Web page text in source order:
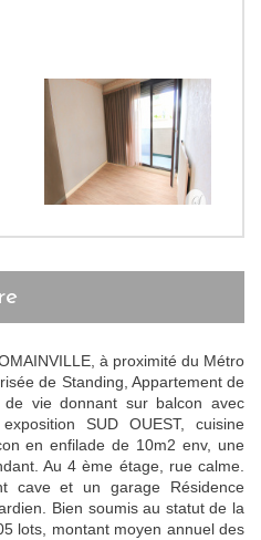
à proximité du Métro
de Standing, Appartement de
vie donnant sur balcon avec
SUD OUEST, cuisine
en enfilade de 10m2 env, une
Au 4 ème étage, rue calme.
cave et un garage Résidence
Bien soumis au statut de la
lots, montant moyen annuel des